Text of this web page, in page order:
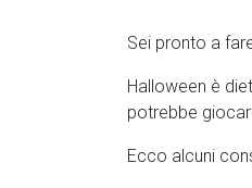
Sei pronto a
Halloween è
potrebbe
Ecco alcuni